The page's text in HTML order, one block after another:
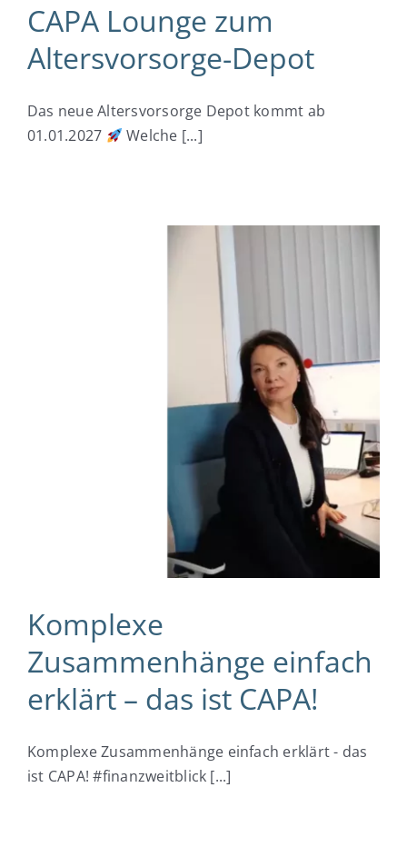
CAPA Lounge zum
Altersvorsorge-Depot
Das neue Altersvorsorge Depot kommt ab
01.01.2027
Welche [...]
Komplexe
Zusammenhänge einfach
erklärt – das ist CAPA!
Komplexe Zusammenhänge einfach erklärt - das
ist CAPA! #finanzweitblick [...]